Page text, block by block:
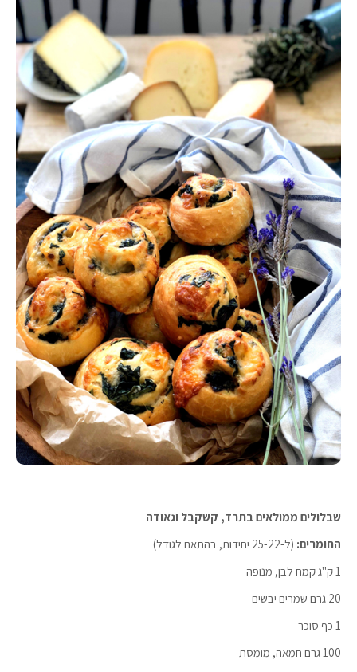
שבלולים ממולאים בתרד, קשקבל וגאודה
החומרים: (ל-25-22 יחידות, בהתאם לגודל)
1 ק"ג קמח לבן, מנופה
20 גרם שמרים יבשים
1 כף סוכר
100 גרם חמאה, מומסת